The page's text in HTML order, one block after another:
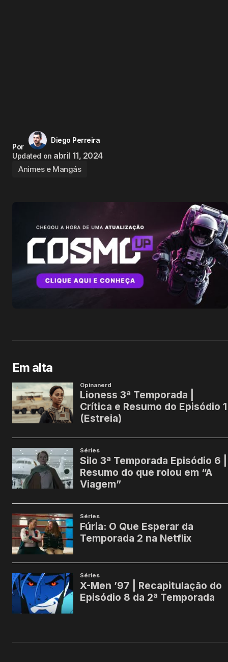
Por
Diego Perreira
Updated on abril 11, 2024
Animes e Mangás
Em alta